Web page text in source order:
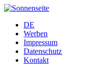
Skip
contentDE
Werben
Impressum
Datenschutz
Kontakt